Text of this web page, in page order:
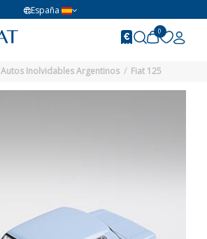
España
0
Autos Inolvidables Argentinos Fiat 125